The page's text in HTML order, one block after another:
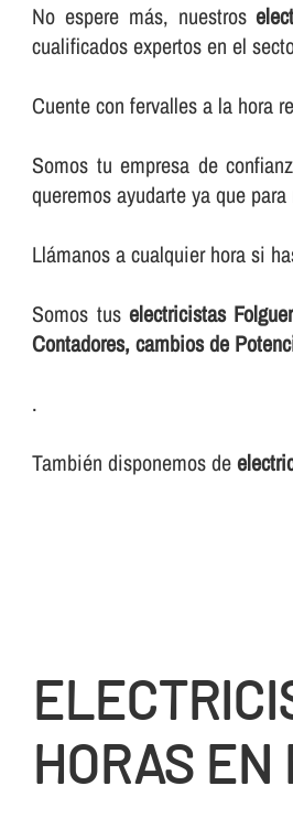
No espere más, nuestros
cualificados expertos en el
Cuente con fervalles a la hora
Somos tu empresa de
queremos ayudarte ya que
Llámanos a cualquier hora si
Somos tuselectricistas
Contadores, cambios de
.
También disponemos de
HORAS EN